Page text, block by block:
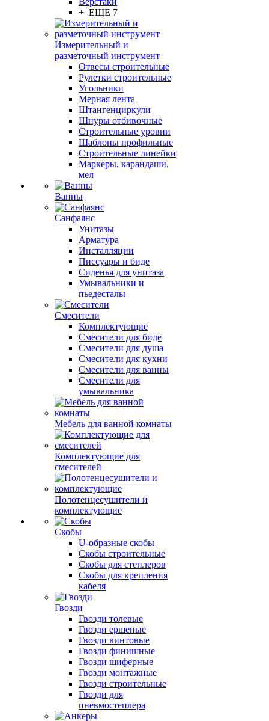
+ ЕЩЕ 7
Измерительный и
разметочный инструмент
Отвесы строительные
Рулетки строительные
Угольники
Мерная лента
Штангенциркули
Шнуры отбивочные
Строительные уровни
Шаблоны профильные
Строительные линейки
Маркеры, карандаши,
мел
Ванны
Санфаянс
Унитазы
Арматура
Инсталляции
Писсуары и биде
Сиденья для унитаза
Умывальники и
пьедесталы
Смесители
Комплектующие
Смесители для биде
Смесители для душа
Смесители для кухни
Смесители для ванны
Смесители для
умывальника
Мебель для ванной комнаты
Комплектующие для
смесителей
Полотенцесушители и
комплектующие
Скобы
U-образные скобы
Скобы строительные
Скобы для степлеров
Скобы для крепления
кабеля
Гвозди
Гвозди толевые
Гвозди ершеные
Гвозди винтовые
Гвозди финишные
Гвозди шиферные
Гвозди монтажные
Гвозди строительные
Гвозди для
пневмостеплера